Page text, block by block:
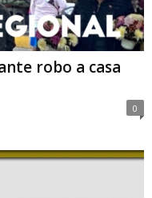
robo a casa
0